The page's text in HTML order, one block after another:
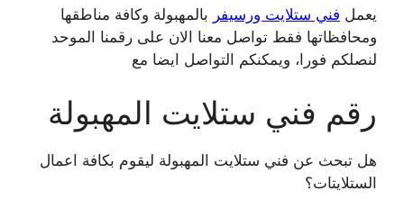
يعمل فني ستلايت ورسيفر بالمهبولة وكافة مناطقها
ومحافظاتها فقط تواصل معنا الان على رقمنا الموحد
لنصلكم فورا، ويمكنكم التواصل ايضا مع
رقم فني ستلايت المهبولة
هل تبحث عن فني ستلايت المهبولة ليقوم بكافة اعمال
الستلايتات؟